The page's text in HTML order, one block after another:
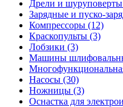
Дрели и шуруповерты
Зарядные и пуско-
Компрессоры (12)
Краскопульты (3)
Лобзики (3)
Машины
Насосы (30)
Ножницы (3)
Оснастка для